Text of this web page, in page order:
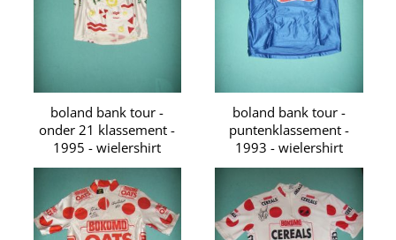
boland bank tour -
onder 21 klassement -
1995 - wielershirt
boland bank tour -
puntenklassement -
1993 - wielershirt